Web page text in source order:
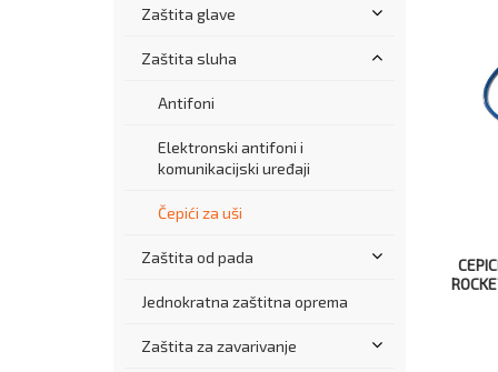
Zaštita glave
Zaštita sluha
Antifoni
Elektronski antifoni i
komunikacijski uređaji
Čepići za uši
Zaštita od pada
Jednokratna zaštitna oprema
Zaštita za zavarivanje